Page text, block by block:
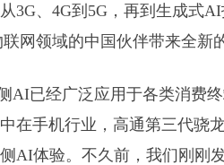
3G、4G到5G，再到生成式
网领域的中国伙伴带来全新
AI已经广泛应用于各类消费
在手机行业，高通第三代骁
AI体验。不久前，我们刚刚